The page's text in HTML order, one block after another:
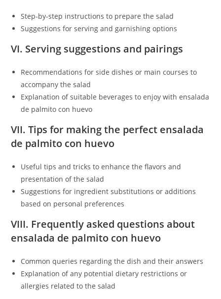
Step-by-step instructions to prepare the salad
Suggestions for serving and garnishing options
VI. Serving suggestions and pairings
Recommendations for side dishes or main courses to
accompany the salad
Explanation of suitable beverages to enjoy with ensalada
de palmito con huevo
VII. Tips for making the perfect ensalada
de palmito con huevo
Useful tips and tricks to enhance the flavors and
presentation of the salad
Suggestions for ingredient substitutions or additions
based on personal preferences
VIII. Frequently asked questions about
ensalada de palmito con huevo
Common queries regarding the dish and their answers
Explanation of any potential dietary restrictions or
allergies related to the salad